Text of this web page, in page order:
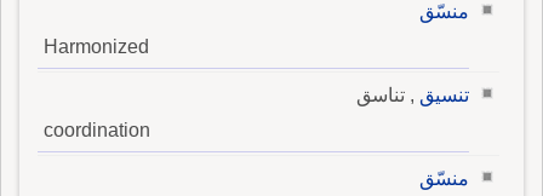
منسّق
Harmonized
تنسيق , تناسق
coordination
منسّق